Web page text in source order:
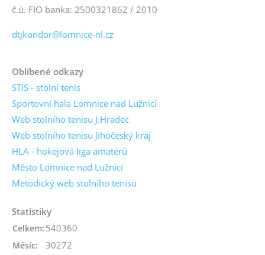
č.ú. FIO banka: 2500321862 / 2010
dtjkondor@lomnice-nl.cz
Oblíbené odkazy
STIS - stolní tenis
Sportovní hala Lomnice nad Lužnicí
Web stolního tenisu J.Hradec
Web stolního tenisu Jihočeský kraj
HLA - hokejová liga amatérů
Město Lomnice nad Lužnicí
Metodický web stolního tenisu
Statistiky
Celkem: 540360
Měsíc: 30272